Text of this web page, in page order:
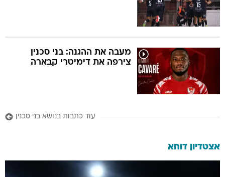
מעבה את ההגנה: בני סכנין
צירפה את דימיטרי קבארה
עוד כתבות בנושא בני סכנין
אצטדיון דוחא